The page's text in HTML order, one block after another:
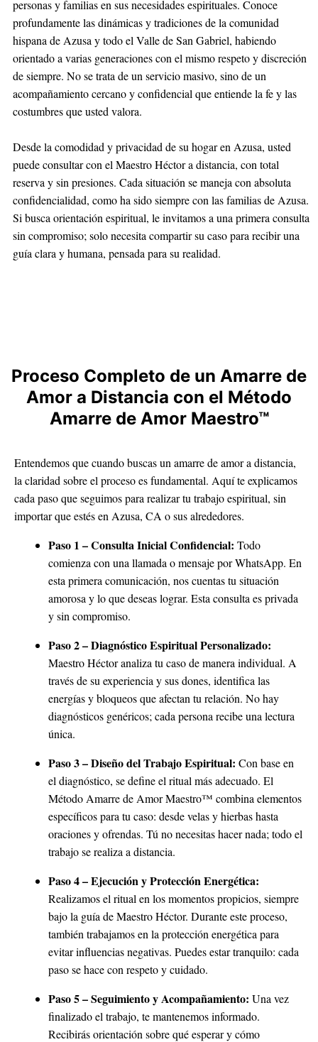
personas y familias en sus necesidades espirituales. Conoce
profundamente las dinámicas y tradiciones de la comunidad
hispana de Azusa y todo el Valle de San Gabriel, habiendo
orientado a varias generaciones con el mismo respeto y discreción
de siempre. No se trata de un servicio masivo, sino de un
acompañamiento cercano y confidencial que entiende la fe y las
costumbres que usted valora.
Desde la comodidad y privacidad de su hogar en Azusa, usted
puede consultar con el Maestro Héctor a distancia, con total
reserva y sin presiones. Cada situación se maneja con absoluta
confidencialidad, como ha sido siempre con las familias de Azusa.
Si busca orientación espiritual, le invitamos a una primera consulta
sin compromiso; solo necesita compartir su caso para recibir una
guía clara y humana, pensada para su realidad.
Proceso Completo de un Amarre de
Amor a Distancia con el Método
Amarre de Amor Maestro™
Entendemos que cuando buscas un amarre de amor a distancia,
la claridad sobre el proceso es fundamental. Aquí te explicamos
cada paso que seguimos para realizar tu trabajo espiritual, sin
importar que estés en Azusa, CA o sus alrededores.
Paso 1 – Consulta Inicial Confidencial: Todo
comienza con una llamada o mensaje por WhatsApp. En
esta primera comunicación, nos cuentas tu situación
amorosa y lo que deseas lograr. Esta consulta es privada
y sin compromiso.
Paso 2 – Diagnóstico Espiritual Personalizado:
Maestro Héctor analiza tu caso de manera individual. A
través de su experiencia y sus dones, identifica las
energías y bloqueos que afectan tu relación. No hay
diagnósticos genéricos; cada persona recibe una lectura
única.
Paso 3 – Diseño del Trabajo Espiritual: Con base en
el diagnóstico, se define el ritual más adecuado. El
Método Amarre de Amor Maestro™ combina elementos
específicos para tu caso: desde velas y hierbas hasta
oraciones y ofrendas. Tú no necesitas hacer nada; todo el
trabajo se realiza a distancia.
Paso 4 – Ejecución y Protección Energética:
Realizamos el ritual en los momentos propicios, siempre
bajo la guía de Maestro Héctor. Durante este proceso,
también trabajamos en la protección energética para
evitar influencias negativas. Puedes estar tranquilo: cada
paso se hace con respeto y cuidado.
Paso 5 – Seguimiento y Acompañamiento: Una vez
finalizado el trabajo, te mantenemos informado.
Recibirás orientación sobre qué esperar y cómo